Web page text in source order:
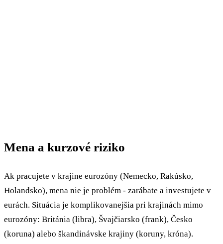
Mena a kurzové riziko
Ak pracujete v krajine eurozóny (Nemecko, Rakúsko,
Holandsko), mena nie je problém - zarábate a investujete v
eurách. Situácia je komplikovanejšia pri krajinách mimo
eurozóny: Británia (libra), Švajčiarsko (frank), Česko
(koruna) alebo škandinávske krajiny (koruny, króna).